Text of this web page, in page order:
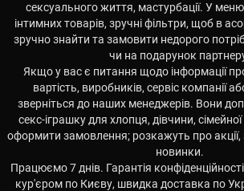
сексуального життя, мастурбації. У меню
інтимних товарів, зручні фільтри, щоб в
зручно знайти та замовити недорого
чи на подарунок
Якщо у вас є питання щодо інформації
вартість, виробників, сервіс компанії
зверніться до наших менеджерів. Вони
секс-іграшку для хлопця, дівчини,
оформити замовлення; розкажуть про
новинки.
Працюємо 7 днів. Гарантія
кур'єром по Києву, швидка доставка по